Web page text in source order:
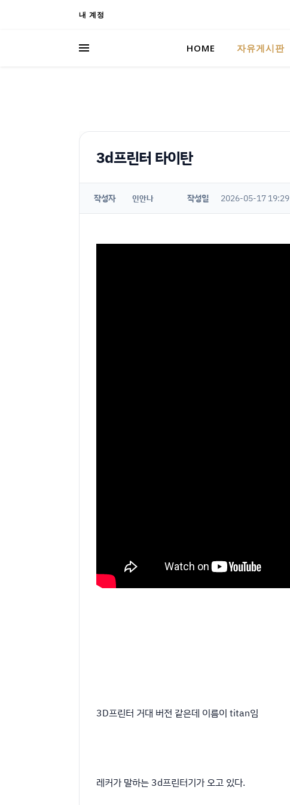
내 계정
HOME 자유게시판
3d프린터 타이탄
작성자 인안나 작성일 2026-05-17 19:29
3D프린터 거대 버전 같은데 이름이 titan임
레커가 말하는 3d프린터기가 오고 있다.